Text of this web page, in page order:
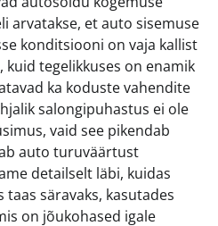
arvatakse, et auto sisemuse
konditsiooni on vaja kallist
tegelikkuses on enamik
ka koduste vahendite
salongipuhastus ei ole
vaid see pikendab
auto turuväärtust
detailselt läbi, kuidas
säravaks, kasutades
on jõukohased igale